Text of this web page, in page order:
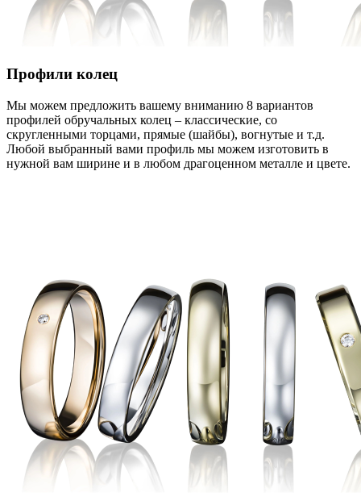
Профили колец
Мы можем предложить вашему вниманию 8 вариантов
профилей обручальных колец – классические, со
скругленными торцами, прямые (шайбы), вогнутые и т.д.
Любой выбранный вами профиль мы можем изготовить в
нужной вам ширине и в любом драгоценном металле и цвете.